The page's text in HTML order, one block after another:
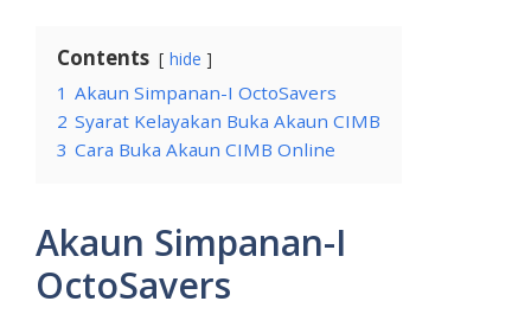
Contents hide
1 Akaun Simpanan-I OctoSavers
2 Syarat Kelayakan Buka Akaun CIMB
3 Cara Buka Akaun CIMB Online
Akaun Simpanan-I
OctoSavers